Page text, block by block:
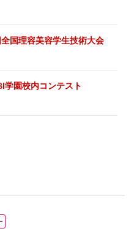
国理容美容学生技術大会
学園校内コンテスト